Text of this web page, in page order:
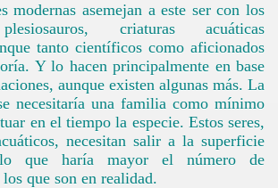
modernas asemejan a este ser con los
criaturas acuáticas
tanto científicos como aficionados
Y lo hacen principalmente en base
aunque existen algunas más. La
necesitaría una familia como mínimo
en el tiempo la especie. Estos seres,
necesitan salir a la superficie
que haría mayor el número de
que son en realidad.